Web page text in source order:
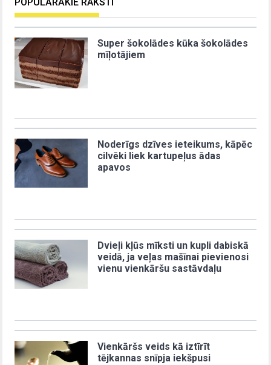
Super šokolādes kūka šokolādes
mīļotājiem
Noderīgs dzīves ieteikums, kāpēc
cilvēki liek kartupeļus ādas
apavos
Dvieļi kļūs mīksti un kupli dabiskā
veidā, ja veļas mašīnai pievienosi
vienu vienkāršu sastāvdaļu
Vienkāršs veids kā iztīrīt
tējkannas snīpja iekšpusi